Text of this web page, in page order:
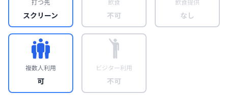
打つ先
スクリーン
飲食
不可
飲食提供
なし
複数人利用
可
ビジター利用
不可